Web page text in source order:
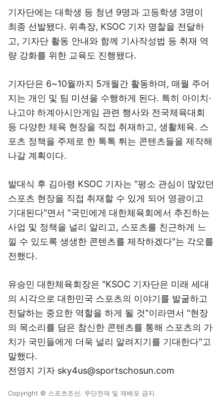
기자단에는 대학생 등 청년 9명과 고등학생 3명이
최종 선발됐다. 위촉장, KSOC 기자 명찰을 전달하
고, 기자단 활동 안내와 함께 기사작성법 등 취재 역
량 강화를 위한 교육도 진행됐다.
기자단은 6~10월까지 5개월간 활동하며, 매월 주어
지는 개인 및 팀 미션을 수행하게 된다. 특히 아이치·
나고야 하계아시안게임 관련 행사와 전국체육대회
등 다양한 체육 현장을 직접 취재하고, 생활체육. 스
포츠 정책을 주제로 한 톡톡 튀는 콘텐츠들을 제작해
나갈 계획이다.
발대식 후 김아령 KSOC 기자는 "평소 관심이 많았던
스포츠 현장을 직접 취재할 수 있게 되어 영광이고
기대된다"면서 "국민에게 대한체육회에서 추진하는
사업 및 정책을 널리 알리고, 스포츠를 친근하게 느
낄 수 있도록 생생한 콘텐츠를 제작하겠다"는 각오를
전했다.
유승민 대한체육회장은 "KSOC 기자단은 미래 세대
의 시각으로 대한민국 스포츠의 이야기를 발굴하고
전달하는 중요한 역할을 하게 될 것"이라면서 "현장
의 목소리를 담은 참신한 콘텐츠를 통해 스포츠의 가
치가 국민들에게 더욱 널리 알려지기를 기대한다"고
말했다.
전영지 기자 sky4us@sportschosun.com
Copyright © 스포츠조선. 무단전재 및 재배포 금지.